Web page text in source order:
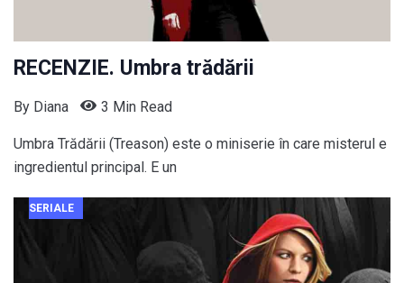
RECENZIE. Umbra trădării
By Diana 3 Min Read
Umbra Trădării (Treason) este o miniserie în care misterul e
ingredientul principal. E un
SERIALE